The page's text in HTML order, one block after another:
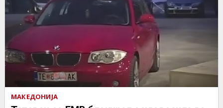
МАКЕДОНИЈА